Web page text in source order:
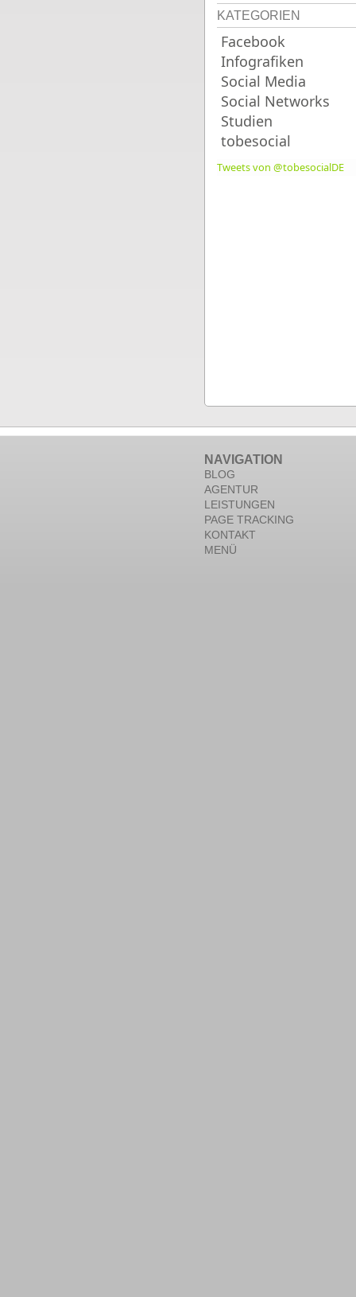
KATEGORIEN
Facebook
Infografiken
Social Media
Social Networks
Studien
tobesocial
Tweets von @tobesocialDE
NAVIGATION
BLOG
AGENTUR
LEISTUNGEN
PAGE TRACKING
KONTAKT
MENÜ